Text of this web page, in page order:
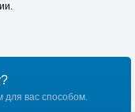
для вас способом.